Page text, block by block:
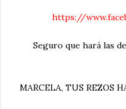
https://
Seguro que hará las
MARCELA, TUS REZOS